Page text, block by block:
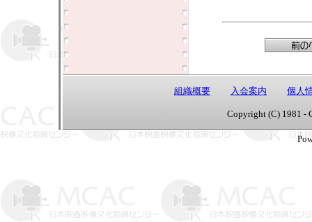
組織概要 入会案内 個人
Copyright (C) 1981 -